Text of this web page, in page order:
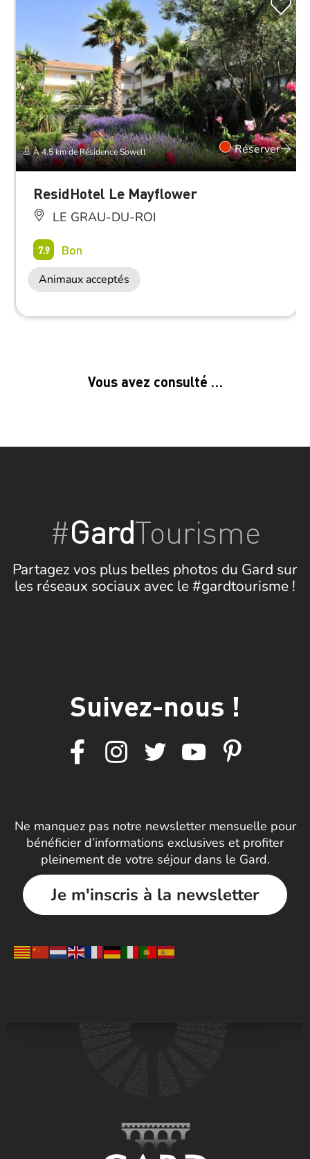
À 4.5 km de Résidence Sowell Réserver
ResidHotel Le Mayflower
LE GRAU-DU-ROI
7.9 Bon
Animaux acceptés
Vous avez consulté …
#GardTourisme
Partagez vos plus belles photos du Gard sur
les réseaux sociaux avec le #gardtourisme !
Suivez-nous !
Ne manquez pas notre newsletter mensuelle pour
bénéficier d’informations exclusives et profiter
pleinement de votre séjour dans le Gard.
Je m'inscris à la newsletter